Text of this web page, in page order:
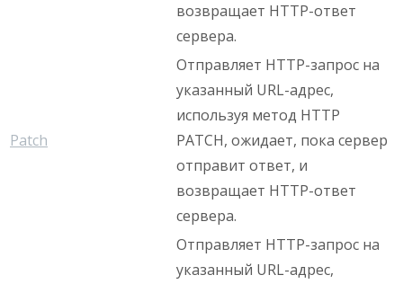
возвращает HTTP-ответ
сервера.
Patch
Отправляет HTTP-запрос на
указанный URL-адрес,
используя метод HTTP
PATCH, ожидает, пока сервер
отправит ответ, и
возвращает HTTP-ответ
сервера.
Отправляет HTTP-запрос на
указанный URL-адрес,